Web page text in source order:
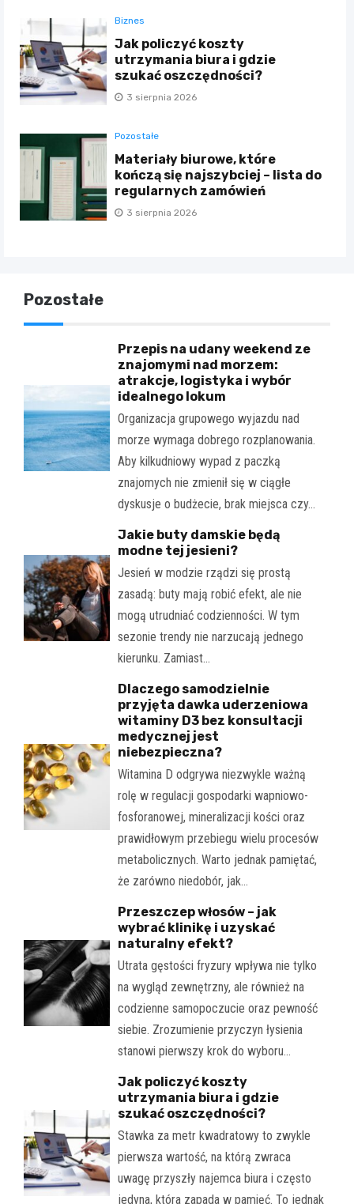
Biznes
Jak policzyć koszty
utrzymania biura i gdzie
szukać oszczędności?
3 sierpnia 2026
Pozostałe
Materiały biurowe, które
kończą się najszybciej – lista do
regularnych zamówień
3 sierpnia 2026
Pozostałe
Przepis na udany weekend ze
znajomymi nad morzem:
atrakcje, logistyka i wybór
idealnego lokum
Organizacja grupowego wyjazdu nad
morze wymaga dobrego rozplanowania.
Aby kilkudniowy wypad z paczką
znajomych nie zmienił się w ciągłe
dyskusje o budżecie, brak miejsca czy…
Jakie buty damskie będą
modne tej jesieni?
Jesień w modzie rządzi się prostą
zasadą: buty mają robić efekt, ale nie
mogą utrudniać codzienności. W tym
sezonie trendy nie narzucają jednego
kierunku. Zamiast…
Dlaczego samodzielnie
przyjęta dawka uderzeniowa
witaminy D3 bez konsultacji
medycznej jest
niebezpieczna?
Witamina D odgrywa niezwykle ważną
rolę w regulacji gospodarki wapniowo-
fosforanowej, mineralizacji kości oraz
prawidłowym przebiegu wielu procesów
metabolicznych. Warto jednak pamiętać,
że zarówno niedobór, jak…
Przeszczep włosów – jak
wybrać klinikę i uzyskać
naturalny efekt?
Utrata gęstości fryzury wpływa nie tylko
na wygląd zewnętrzny, ale również na
codzienne samopoczucie oraz pewność
siebie. Zrozumienie przyczyn łysienia
stanowi pierwszy krok do wyboru…
Jak policzyć koszty
utrzymania biura i gdzie
szukać oszczędności?
Stawka za metr kwadratowy to zwykle
pierwsza wartość, na którą zwraca
uwagę przyszły najemca biura i często
jedyna, która zapada w pamięć. To jednak